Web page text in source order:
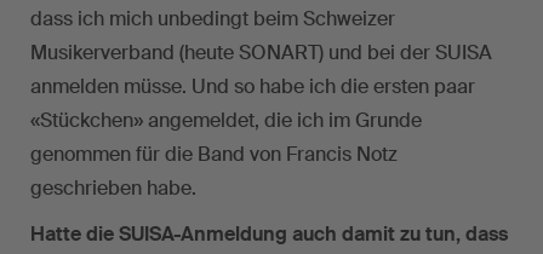
dass ich mich unbedingt beim Schweizer
Musikerverband (heute SONART) und bei der SUISA
anmelden müsse. Und so habe ich die ersten paar
«Stückchen» angemeldet, die ich im Grunde
genommen für die Band von Francis Notz
geschrieben habe.
Hatte die SUISA-Anmeldung auch damit zu tun, dass